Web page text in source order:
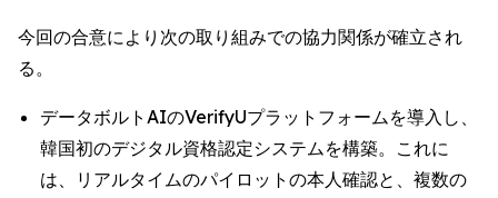
今回の合意により次の取り組みでの協力関係が確立され
る。
データボルトAIのVerifyUプラットフォームを導入し、
韓国初のデジタル資格認定システムを構築。これに
は、リアルタイムのパイロットの本人確認と、複数の